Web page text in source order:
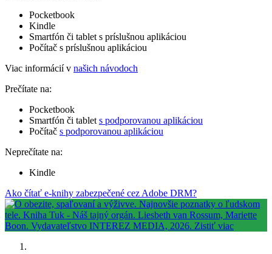
Pocketbook
Kindle
Smartfón či tablet s príslušnou aplikáciou
Počítač s príslušnou aplikáciou
Viac informácií v našich návodoch
Prečítate na:
Pocketbook
Smartfón či tablet s podporovanou aplikáciou
Počítač s podporovanou aplikáciou
Neprečítate na:
Kindle
Ako čítať e-knihy zabezpečené cez Adobe DRM?